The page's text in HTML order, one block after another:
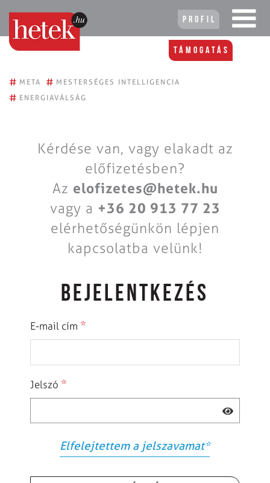
Profil
Támogatás
# META # MESTERSÉGES INTELLIGENCIA
# ENERGIAVÁLSÁG
Kérdése van, vagy elakadt az
előfizetésben?
Az elofizetes@hetek.hu
vagy a +36 20 913 77 23
elérhetőségünkön lépjen
kapcsolatba velünk!
BEJELENTKEZÉS
E-mail cím *
Jelszó *
Elfelejtettem a jelszavamat*